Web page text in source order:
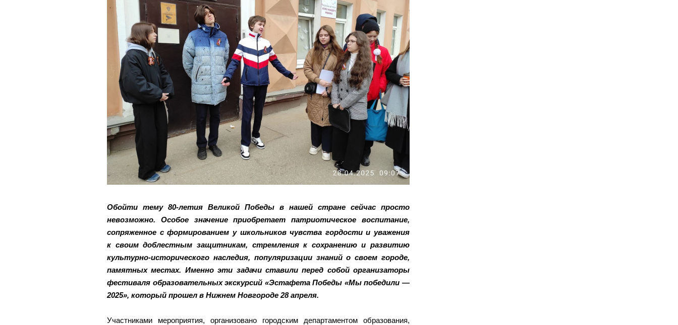
Обойти тему 80-летия Великой Победы в нашей стране сейчас просто
невозможно. Особое значение приобретает патриотическое воспитание,
сопряженное с формированием у школьников чувства гордости и уважения
к своим доблестным защитникам, стремления к сохранению и развитию
культурно-исторического наследия, популяризации знаний о своем городе,
памятных местах. Именно эти задачи ставили перед собой организаторы
фестиваля образовательных экскурсий «Эстафета Победы «Мы победили —
2025», который прошел в Нижнем Новгороде 28 апреля.
Участниками мероприятия, организовано городским департаментом образования,